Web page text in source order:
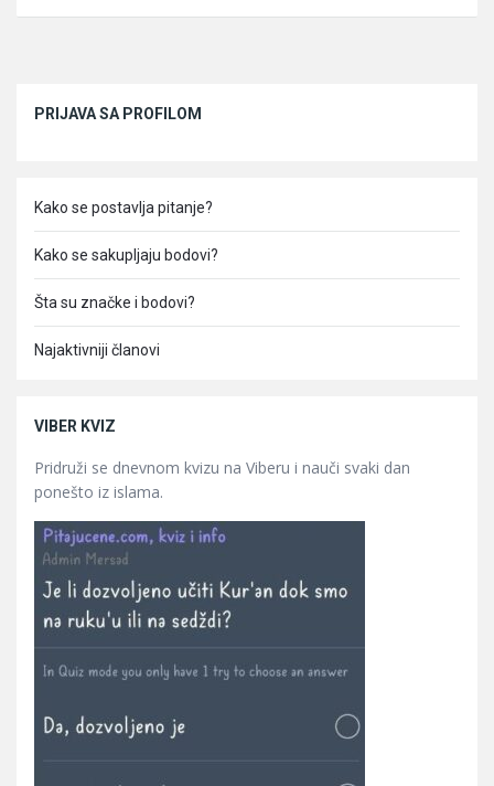
PRIJAVA SA PROFILOM
Kako se postavlja pitanje?
Kako se sakupljaju bodovi?
Šta su značke i bodovi?
Najaktivniji članovi
VIBER KVIZ
Pridruži se dnevnom kvizu na Viberu i nauči svaki dan
ponešto iz islama.